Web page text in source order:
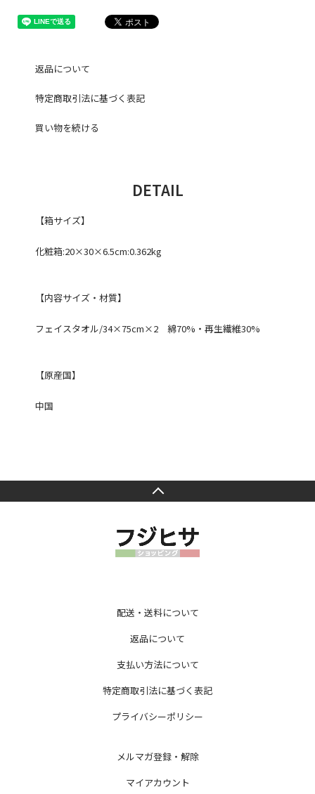
返品について
特定商取引法に基づく表記
買い物を続ける
DETAIL
【箱サイズ】
化粧箱:20×30×6.5cm:0.362kg
【内容サイズ・材質】
フェイスタオル/34×75cm×2 綿70%・再生繊維30%
【原産国】
中国
配送・送料について
返品について
支払い方法について
特定商取引法に基づく表記
プライバシーポリシー
メルマガ登録・解除
マイアカウント